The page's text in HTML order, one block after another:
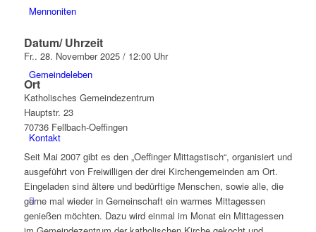
Mennoniten
Gemeindeleben
Kontakt
Datum/ Uhrzeit
Fr.. 28. November 2025 / 12:00 Uhr
Ort
Katholisches Gemeindezentrum
Hauptstr. 23
70736 Fellbach-Oeffingen
Seit Mai 2007 gibt es den „Oeffinger Mittagstisch“, organisiert und
ausgeführt von Freiwilligen der drei Kirchengemeinden am Ort.
Eingeladen sind ältere und bedürftige Menschen, sowie alle, die
gerne mal wieder in Gemeinschaft ein warmes Mittagessen
genießen möchten. Dazu wird einmal im Monat ein Mittagessen